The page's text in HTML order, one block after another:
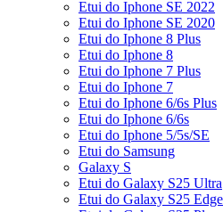
Etui do Iphone SE 2022
Etui do Iphone SE 2020
Etui do Iphone 8 Plus
Etui do Iphone 8
Etui do Iphone 7 Plus
Etui do Iphone 7
Etui do Iphone 6/6s Plus
Etui do Iphone 6/6s
Etui do Iphone 5/5s/SE
Etui do Samsung
Galaxy S
Etui do Galaxy S25 Ultra
Etui do Galaxy S25 Edge